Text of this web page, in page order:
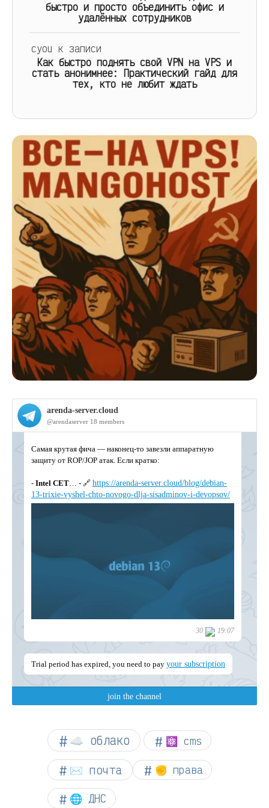
быстро и просто объединить офис и
удалённых сотрудников
cyou к записи
Как быстро поднять свой VPN на VPS и
стать анонимнее: Практический гайд для
тех, кто не любит ждать
☁︎ облако ⚛ cms
✉️ почта ✊ права
🌐 ДНС